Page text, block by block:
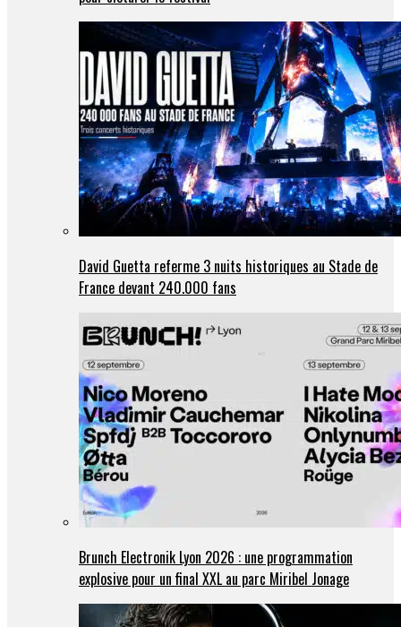
David Guetta referme 3 nuits historiques au Stade de
France devant 240.000 fans
Brunch Electronik Lyon 2026 : une programmation
explosive pour un final XXL au parc Miribel Jonage